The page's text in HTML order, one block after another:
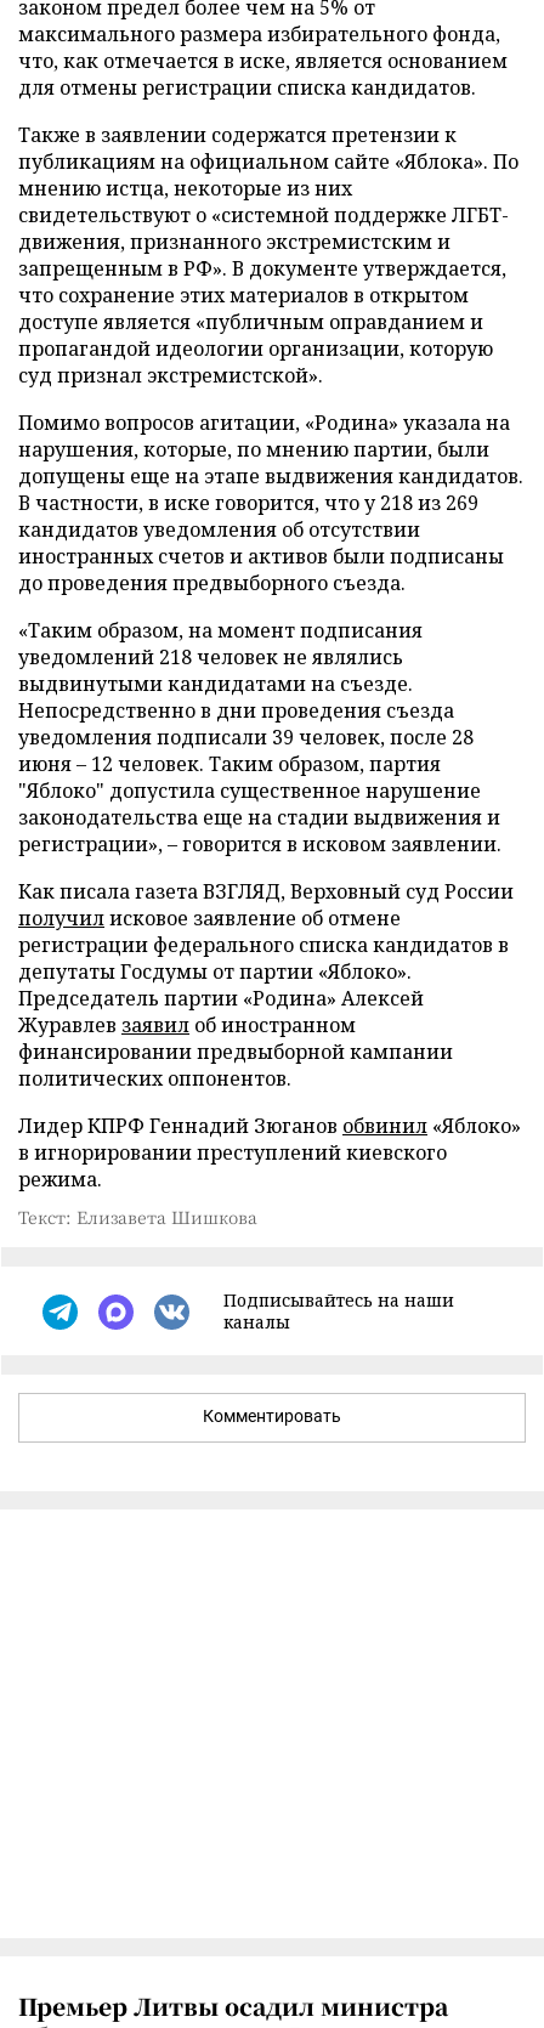
законом предел более чем на 5% от
максимального размера избирательного фонда,
что, как отмечается в иске, является основанием
для отмены регистрации списка кандидатов.
Также в заявлении содержатся претензии к
публикациям на официальном сайте «Яблока». По
мнению истца, некоторые из них
свидетельствуют о «системной поддержке ЛГБТ-
движения, признанного экстремистским и
запрещенным в РФ». В документе утверждается,
что сохранение этих материалов в открытом
доступе является «публичным оправданием и
пропагандой идеологии организации, которую
суд признал экстремистской».
Помимо вопросов агитации, «Родина» указала на
нарушения, которые, по мнению партии, были
допущены еще на этапе выдвижения кандидатов.
В частности, в иске говорится, что у 218 из 269
кандидатов уведомления об отсутствии
иностранных счетов и активов были подписаны
до проведения предвыборного съезда.
«Таким образом, на момент подписания
уведомлений 218 человек не являлись
выдвинутыми кандидатами на съезде.
Непосредственно в дни проведения съезда
уведомления подписали 39 человек, после 28
июня – 12 человек. Таким образом, партия
"Яблоко" допустила существенное нарушение
законодательства еще на стадии выдвижения и
регистрации», – говорится в исковом заявлении.
Как писала газета ВЗГЛЯД, Верховный суд России
получилисковое заявление об отмене
регистрации федерального списка кандидатов в
депутаты Госдумы от партии «Яблоко».
Председатель партии «Родина» Алексей
Журавлев заявил об иностранном
финансировании предвыборной кампании
политических оппонентов.
Лидер КПРФ Геннадий Зюганов обвинил «Яблоко»
в игнорировании преступлений киевского
режима.
Текст: Елизавета Шишкова
Подписывайтесь на наши
каналы
Комментировать
Премьер Литвы осадил министра